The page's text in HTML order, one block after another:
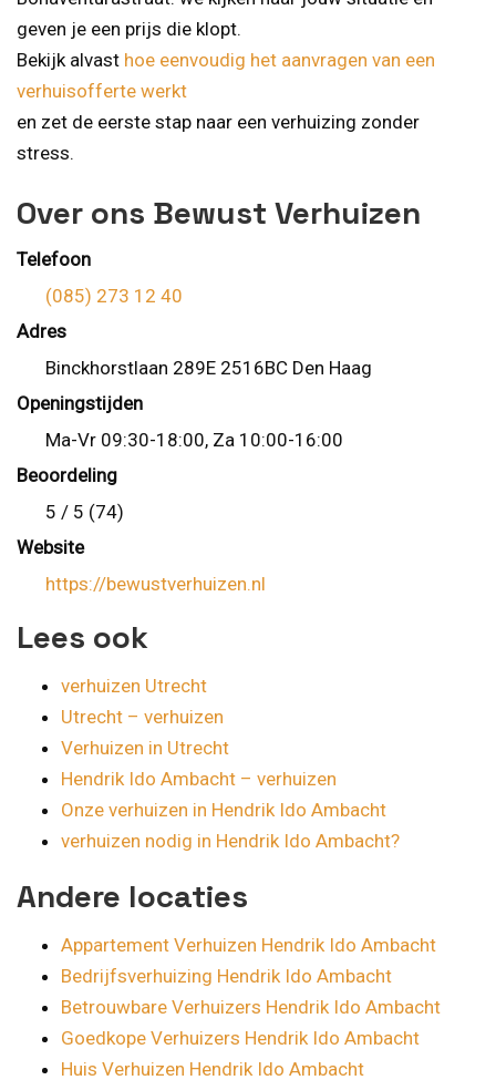
geven je een prijs die klopt.
Bekijk alvast hoe eenvoudig het aanvragen van een
verhuisofferte werkt
en zet de eerste stap naar een verhuizing zonder
stress.
Over ons Bewust Verhuizen
Telefoon
(085) 273 12 40
Adres
Binckhorstlaan 289E 2516BC Den Haag
Openingstijden
Ma-Vr 09:30-18:00, Za 10:00-16:00
Beoordeling
5 / 5 (74)
Website
https://bewustverhuizen.nl
Lees ook
verhuizen Utrecht
Utrecht – verhuizen
Verhuizen in Utrecht
Hendrik Ido Ambacht – verhuizen
Onze verhuizen in Hendrik Ido Ambacht
verhuizen nodig in Hendrik Ido Ambacht?
Andere locaties
Appartement Verhuizen Hendrik Ido Ambacht
Bedrijfsverhuizing Hendrik Ido Ambacht
Betrouwbare Verhuizers Hendrik Ido Ambacht
Goedkope Verhuizers Hendrik Ido Ambacht
Huis Verhuizen Hendrik Ido Ambacht